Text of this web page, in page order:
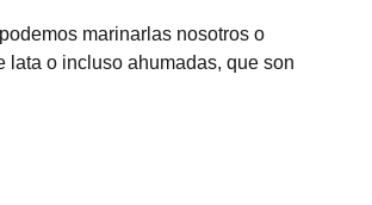
marinarlas nosotros o
lata o incluso ahumadas, que son